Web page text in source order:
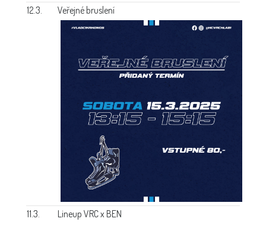
12.3. Veřejné bruslení
11.3. Lineup VRC x BEN